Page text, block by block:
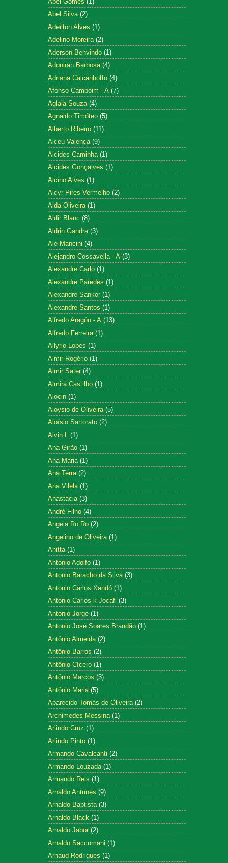
Abel Silva (2)
Adeilton Alves (1)
Adelino Moreira (2)
Aderson Benvindo (1)
Adoniran Barbosa (4)
Adriana Calcanhotto (4)
Afonso Camboim - A (7)
Aglaia Souza (4)
Agnaldo Timóteo (5)
Alberto Ribeiro (11)
Alceu Valença (9)
Alcides Caminha (1)
Alcides Gonçalves (1)
Alcino Alves (1)
Alcyr Pires Vermelho (2)
Alda Oliveira (1)
Aldir Blanc (8)
Aldrin Gandra (3)
Ale Mancini (4)
Alejandro Cossavella - A (3)
Alexandre Carlo (1)
Alexandre Paredes (1)
Alexandre Sankor (1)
Alexandre Santos (1)
Alfredo Aragón - A (13)
Alfredo Ferreira (1)
Allyrio Lopes (1)
Almir Rogério (1)
Almir Sater (4)
Almira Castilho (1)
Alocin (1)
Aloysio de Oliveira (5)
Aloísio Sartorato (2)
Alvin L (1)
Ana Girão (1)
Ana Maria (1)
Ana Terra (2)
Ana Vilela (1)
Anastácia (3)
André Filho (4)
Angela Ro Ro (2)
Angelino de Oliveira (1)
Anitta (1)
Antonio Adolfo (1)
Antonio Baracho da Silva (3)
Antonio Carlos Xandó (1)
Antonio Carlos k Jocafi (3)
Antonio Jorge (1)
Antonio José Soares Brandão (1)
Antônio Almeida (2)
Antônio Barros (2)
Antônio Cícero (1)
Antônio Marcos (3)
Antônio Maria (5)
Aparecido Tomás de Oliveira (2)
Archimedes Messina (1)
Arlindo Cruz (1)
Arlindo Pinto (1)
Armando Cavalcanti (2)
Armando Louzada (1)
Armando Reis (1)
Arnaldo Antunes (9)
Arnaldo Baptista (3)
Arnaldo Black (1)
Arnaldo Jabor (2)
Arnaldo Saccomani (1)
Arnaud Rodrigues (1)